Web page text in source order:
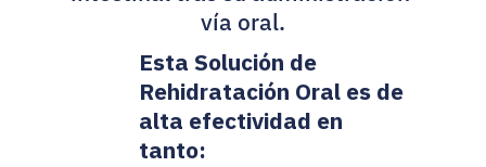
vía oral.
Esta Solución de
Rehidratación Oral es de
alta efectividad en
tanto: